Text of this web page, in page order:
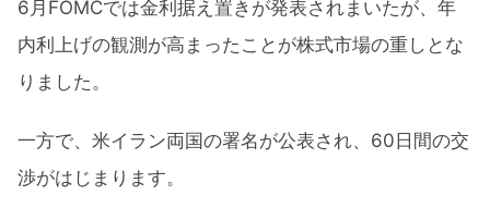
6月FOMCでは金利据え置きが発表されまいたが、年
内利上げの観測が高まったことが株式市場の重しとな
りました。
一方で、米イラン両国の署名が公表され、60日間の交
渉がはじまります。